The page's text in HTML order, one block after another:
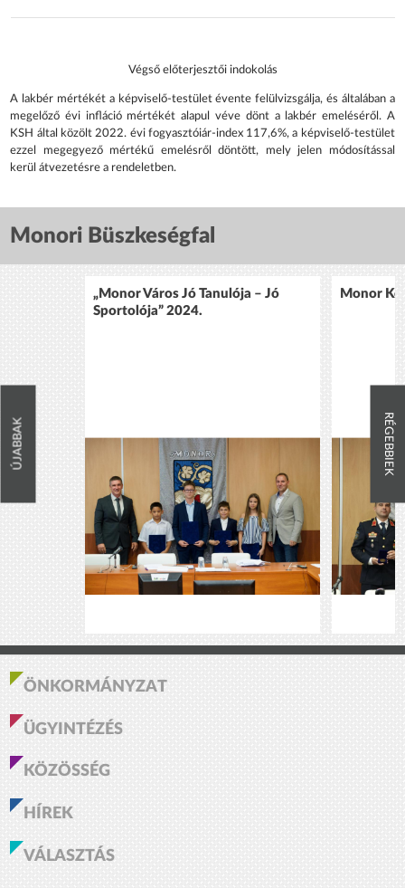
Végső előterjesztői indokolás
A lakbér mértékét a képviselő-testület évente felülvizsgálja, és általában a
megelőző évi infláció mértékét alapul véve dönt a lakbér emeléséről. A
KSH által közölt 2022. évi fogyasztóiár-index 117,6%, a képviselő-testület
ezzel megegyező mértékű emelésről döntött, mely jelen módosítással
kerül átvezetésre a rendeletben.
Monori Büszkeségfal
ÚJABBAK
„Monor Város Jó Tanulója – Jó
Sportolója” 2024.
Monor
RÉGEBBIEK
ÖNKORMÁNYZAT
ÜGYINTÉZÉS
KÖZÖSSÉG
HÍREK
VÁLASZTÁS